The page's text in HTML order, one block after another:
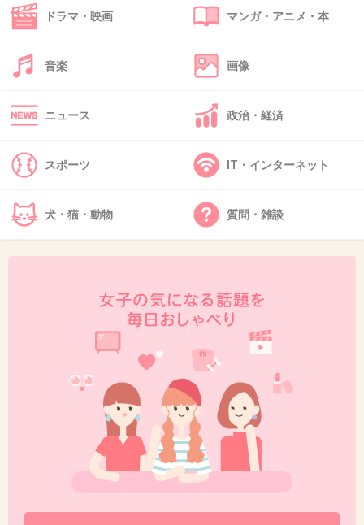
+27
47. 匿名
日本のトップアーティストを集めて、
各アーティスト数曲ずつ、
尚且つ、出演順を事前に発表してくる
なら是非観たい！！
2013/04/25(木) 19:29:27
情報が古すぎます。
もぅとっくに痩せてカッコ良くなってます！
映画の役柄で髪型と眉毛のばしてただけだし。
ドラマ・映画 マンガ・アニメ・本
音楽 画像
ニュース 政治・経済
スポーツ IT・インターネット
犬・猫・動物 質問・雑談